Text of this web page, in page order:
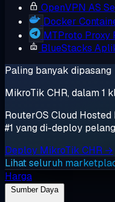
OpenVPN AS
Docker
MTProto Proxy
BlueStacks
Paling banyak dipasang
MikroTik CHR, dalam 1
RouterOS Cloud
#1 yang di-deploy
Deploy MikroTik CHR →
Lihat seluruh
Harga
Sumber Daya